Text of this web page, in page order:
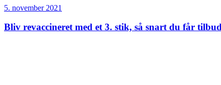
5. november 2021
Bliv revaccineret med et 3. stik, så snart du får